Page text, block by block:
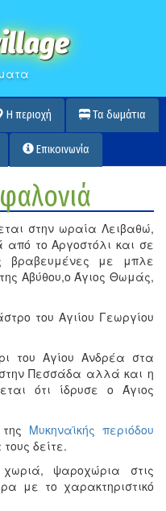
Η περιοχή Τα δωμάτια
Επικοινωνία
στην ωραία Λειβαθώ,
το Αργοστόλι και σε
βραβευμένες με μπλε
Αβύθου,ο Άγιος Θωμάς,
του Αγιίου Γεωργίου
του Αγίου Ανδρέα στα
Πεσσάδα αλλά και η
ότι ίδρυσε ο Άγιος
Μυκηναϊκής περιόδου
δείτε.
ψαροχώρια στις
με το χαρακτηριστικό